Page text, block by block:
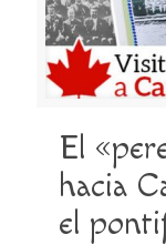
El
hacia
el